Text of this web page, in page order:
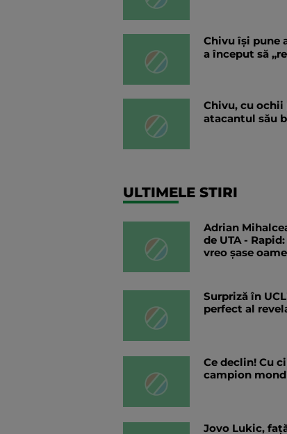
Chivu își pune
a început să
Chivu, cu ochii
atacantul său
ULTIMELE STIRI
Adrian
de UTA -
vreo șase
Surpriză în
perfect al
Ce declin! Cu
campion
Jovo Lukic,